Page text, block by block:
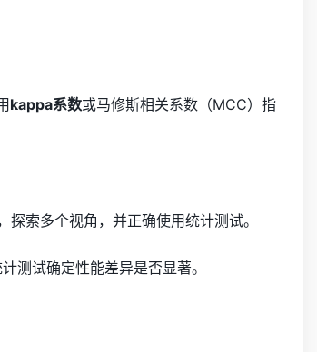
kappa系数或马修斯相关系数（MCC）指
索多个视角，并正确使用统计测试。
测试确定性能差异是否显著。